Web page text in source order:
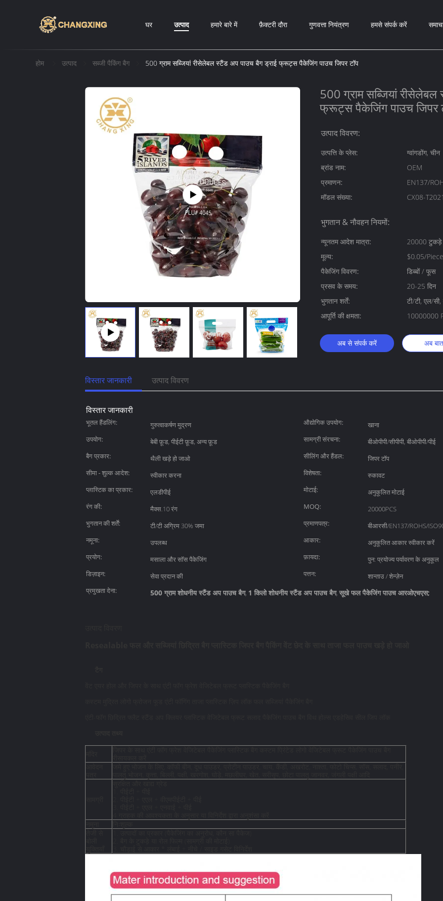
घर उत्पाद हमारे बारे में फ़ैक्टरी दौरा गुणवत्ता नियंत्रण हमसे संपर्क करें
होम उत्पाद सब्जी पैकिंग बैग 500 ग्राम सब्जियां रीसेलेबल स्टैंड अप पाउच बैग ड्राई फ्रूट्स पैकेजिंग पाउच जिपर टॉप
500 ग्राम सब्जियां
फ्रूट्स पैकेजिंग पाउच जिपर
उत्पाद विवरण:
उत्पत्ति के प्लेस:
ग्वांगडोंग, चीन
ब्रांड नाम:
OEM
प्रमाणन:
EN137/
मॉडल संख्या:
CX08-
भुगतान & नौवहन नियमों:
न्यूनतम आदेश मात्रा:
20000 टुकड़े
मूल्य:
$0.05/
पैकेजिंग विवरण:
डिब्बों / फूस
प्रसव के समय:
20-25 दिन
भुगतान शर्तें:
टी/टी, एल/
आपूर्ति की क्षमता:
10000000
अब से संपर्क करें अब
विस्तार जानकारी उत्पाद विवरण
विस्तार जानकारी
भूतल हैंडलिंग: गुरुत्वाकर्षण मुद्रण औद्योगिक उपयोग:
खाना
उपयोग:
बेबी फ़ूड, पीईटी फ़ूड, अन्य फ़ूड सामग्री संरचना:
बीओपीपी/सीपीपी, बीओपीपी/पीई
बैग प्रकार:
थैली खड़े हो जाओ सीलिंग और हैंडल:
जिपर टॉप
सीमा - शुल्क आदेश:
स्वीकार करना विशेषता:
रुकावट
प्लास्टिक का प्रकार:
एलडीपीई मोटाई:
अनुकूलित मोटाई
रंग की:
मैक्स.10 रंग MOQ:
20000PCS
भुगतान की शर्तें:
टी/टी अग्रिम 30% जमा प्रमाणपत्र:
बीआरसी/EN137/ROHS/
नमूना:
उपलब्ध आकार:
अनुकूलित आकार स्वीकार करें
प्रयोग:
मसाला और सॉस पैकेजिंग फ़ायदा:
पुन: प्रयोज्य पर्यावरण के अनुकूल
डिज़ाइन:
सेवा प्रदान की पत्तन:
शान्ताउ / शेन्ज़ेन
प्रमुखता देना:
500 ग्राम शोधनीय स्टैंड अप पाउच बैग, 1 किलो शोधनीय स्टैंड अप पाउच बैग, सूखे फल पैकेजिंग पाउच आरओएचएस;